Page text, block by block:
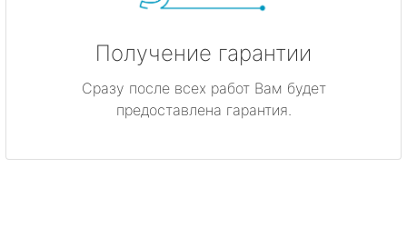
Получение гарантии
Сразу после всех работ Вам будет
предоставлена гарантия.